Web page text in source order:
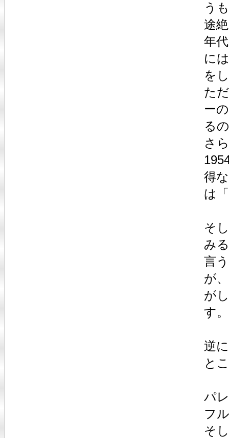
う
途
年
に
を
た
ー
る
さ
得
は
そ
み
言
が
が
す。
逆
と
パ
フ
そ